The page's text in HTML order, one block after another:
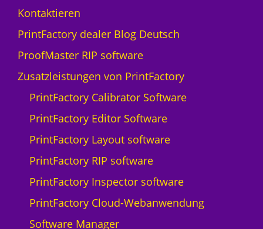
Kontaktieren
PrintFactory dealer Blog Deutsch
ProofMaster RIP software
Zusatzleistungen von PrintFactory
PrintFactory Calibrator Software
PrintFactory Editor Software
PrintFactory Layout software
PrintFactory RIP software
PrintFactory Inspector software
PrintFactory Cloud-Webanwendung
Software Manager